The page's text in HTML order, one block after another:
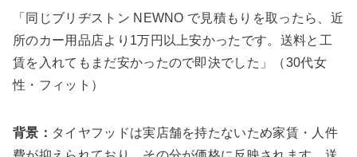
「同じブリヂストン NEWNO で見積もりを取ったら、近
所のカー用品店より1万円以上安かったです。送料と工
賃を入れてもまだ安かったので即決でした」（30代女
性・フィット）
背景： タイヤフッドは実店舗を持たないため家賃・人件